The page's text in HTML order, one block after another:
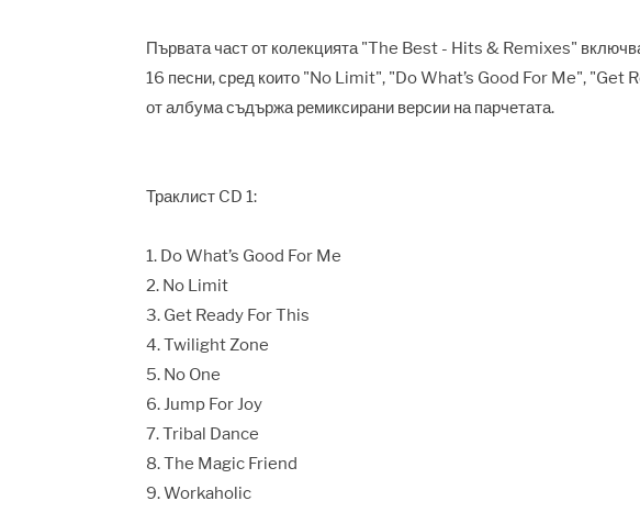
Първата част от колекцията "The Best - Hits & Remixes"
16 песни, сред които "No Limit", "Do What’s Good For Me", "Get
от албума съдържа ремиксирани версии на парчетата.
Траклист CD 1:
1. Do What’s Good For Me
2. No Limit
3. Get Ready For This
4. Twilight Zone
5. No One
6. Jump For Joy
7. Tribal Dance
8. The Magic Friend
9. Workaholic